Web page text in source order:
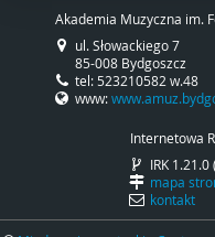
Akademia Muzyczna im.
ul. Słowackiego 7
85-008 Bydgoszcz
tel: 523210582 w.48
www:
Internetowa
IRK
mapa
kontakt